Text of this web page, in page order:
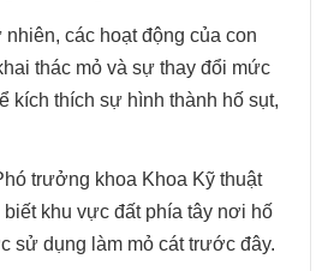
các hoạt động của con
thác mỏ và sự thay đổi mức
kích thích sự hình thành hố sụt,
trưởng khoa Khoa Kỹ thuật
khu vực đất phía tây nơi hố
sử dụng làm mỏ cát trước đây.